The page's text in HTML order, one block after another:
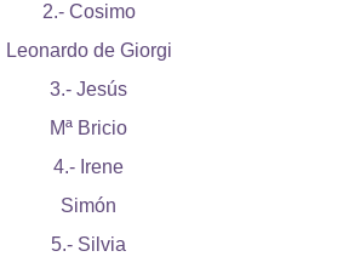
2.- Cosimo
Leonardo de Giorgi
3.- Jesús
Mª Bricio
4.- Irene
Simón
5.- Silvia